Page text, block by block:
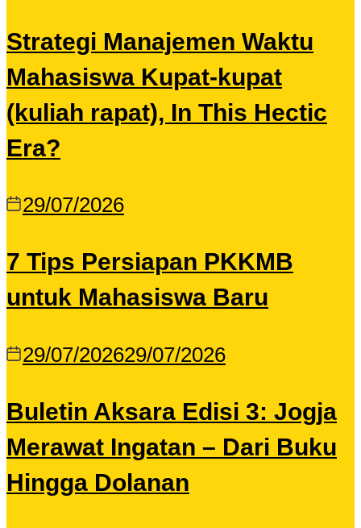
Strategi Manajemen Waktu
Mahasiswa Kupat-kupat
(kuliah rapat), In This Hectic
Era?
29/07/2026
7 Tips Persiapan PKKMB
untuk Mahasiswa Baru
29/07/202629/07/2026
Buletin Aksara Edisi 3: Jogja
Merawat Ingatan – Dari Buku
Hingga Dolanan